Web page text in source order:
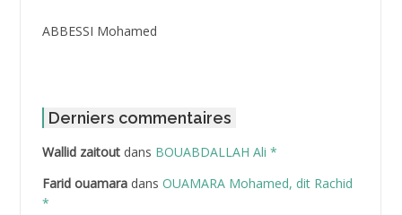
ABBESSI Mohamed
ABDAT Amar
ABDEDDAIM Hamid
ABDELAZIZ Mohamed
Derniers commentaires
Wallid zaitoutdans BOUABDALLAH Ali *
Farid ouamaradans OUAMARA Mohamed, dit Rachid
*